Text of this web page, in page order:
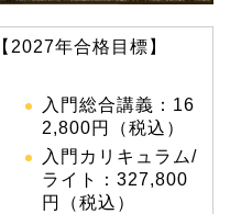
【2027年合格目標】
入門総合講義：16
2,800円（税込）
入門カリキュラム/
ライト：327,800
円（税込）